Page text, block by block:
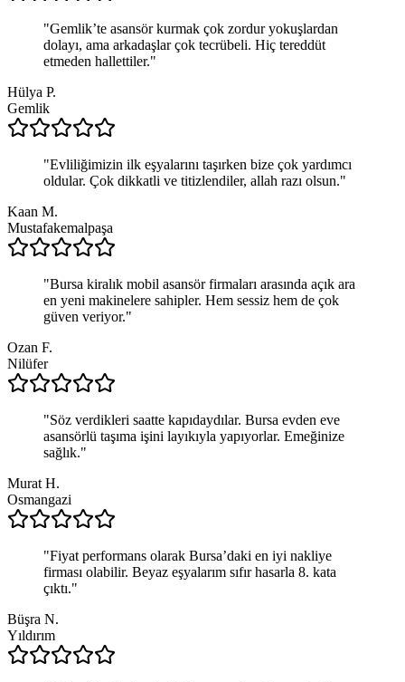
"Gemlik’te asansör kurmak çok zordur yokuşlardan
dolayı, ama arkadaşlar çok tecrübeli. Hiç tereddüt
etmeden hallettiler."
Hülya P.
Gemlik
"Evliliğimizin ilk eşyalarını taşırken bize çok yardımcı
oldular. Çok dikkatli ve titizlendiler, allah razı olsun."
Kaan M.
Mustafakemalpaşa
"Bursa kiralık mobil asansör firmaları arasında açık ara
en yeni makinelere sahipler. Hem sessiz hem de çok
güven veriyor."
Ozan F.
Nilüfer
"Söz verdikleri saatte kapıdaydılar. Bursa evden eve
asansörlü taşıma işini layıkıyla yapıyorlar. Emeğinize
sağlık."
Murat H.
Osmangazi
"Fiyat performans olarak Bursa’daki en iyi nakliye
firması olabilir. Beyaz eşyalarım sıfır hasarla 8. kata
çıktı."
Büşra N.
Yıldırım